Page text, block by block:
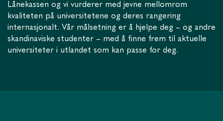
Lånekassen og vi vurderer med jevne mellomrom
kvaliteten på universitetene og deres rangering
internasjonalt. Vår målsetning er å hjelpe deg – og andre
skandinaviske studenter – med å finne frem til aktuelle
universiteter i utlandet som kan passe for deg.